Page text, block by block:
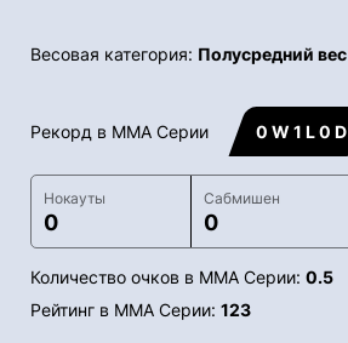
Весовая категория: Полусредний вес
Рекорд в ММА Серии 0 W 1 L 0 D
Нокауты
0
Сабмишен
0
Количество очков в ММА Серии: 0.5
Рейтинг в ММА Серии: 123